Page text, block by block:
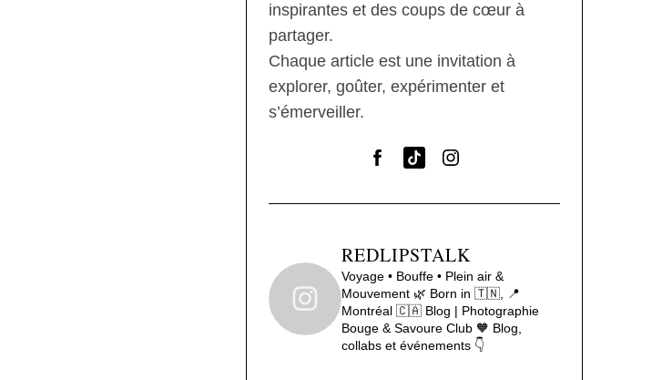
inspirantes et des coups de cœur à
partager.
Chaque article est une invitation à
explorer, goûter, expérimenter et
s’émerveiller.
REDLIPSTALK
Voyage • Bouffe • Plein air &
Mouvement 🌿 Born in 🇹🇳, 📍
Montréal 🇨🇦 Blog | Photographie
Bouge & Savoure Club 🧡 Blog,
collabs et événements 👇